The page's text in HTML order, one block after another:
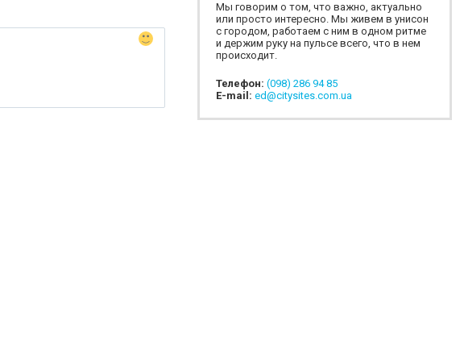
Мы говорим о том, что важно, актуально
или просто интересно. Мы живем в унисон
с городом, работаем с ним в одном ритме
и держим руку на пульсе всего, что в нем
происходит.
Телефон: (098) 286 94 85
E-mail: ed@citysites.com.ua